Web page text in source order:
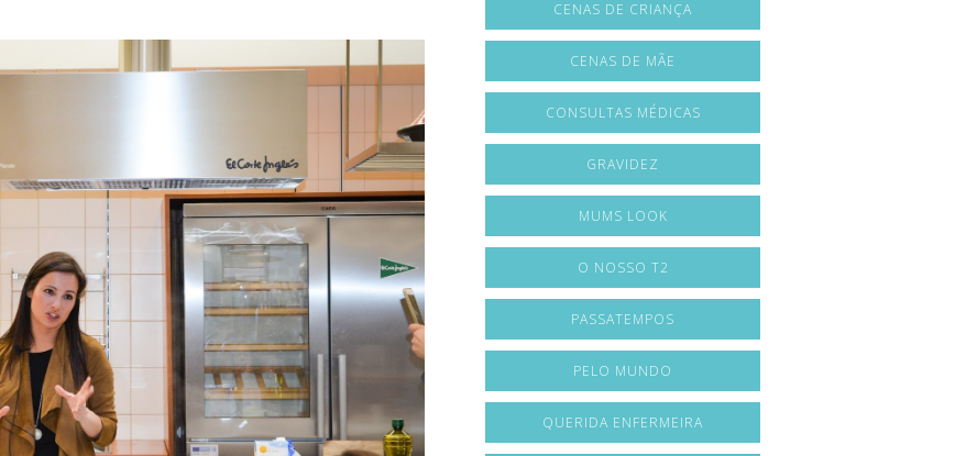
CENAS DE CRIANÇA
CENAS DE MÃE
CONSULTAS MÉDICAS
GRAVIDEZ
MUMS LOOK
O NOSSO T2
PASSATEMPOS
PELO MUNDO
QUERIDA ENFERMEIRA